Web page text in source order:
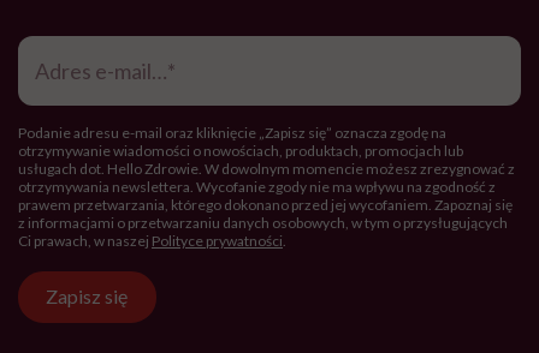
Adres
mail*
Podanie adresu e-mail oraz kliknięcie „Zapisz się” oznacza zgodę na
otrzymywanie wiadomości o nowościach, produktach, promocjach lub
usługach dot. Hello Zdrowie. W dowolnym momencie możesz zrezygnować z
otrzymywania newslettera. Wycofanie zgody nie ma wpływu na zgodność z
prawem przetwarzania, którego dokonano przed jej wycofaniem. Zapoznaj się
z informacjami o przetwarzaniu danych osobowych, w tym o przysługujących
Ci prawach, w naszej Polityce prywatności
Zapisz się